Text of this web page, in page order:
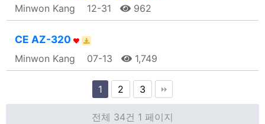
Minwon Kang 12-31 962
CE AZ-320
Minwon Kang 07-13 1,749
1 2 3
전체 34건 1 페이지